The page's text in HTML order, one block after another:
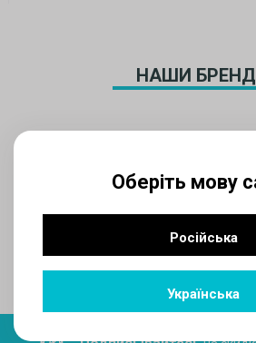
Оберіть мову
Російська
Українська
НАШИ
Поделитесь ссылкой в